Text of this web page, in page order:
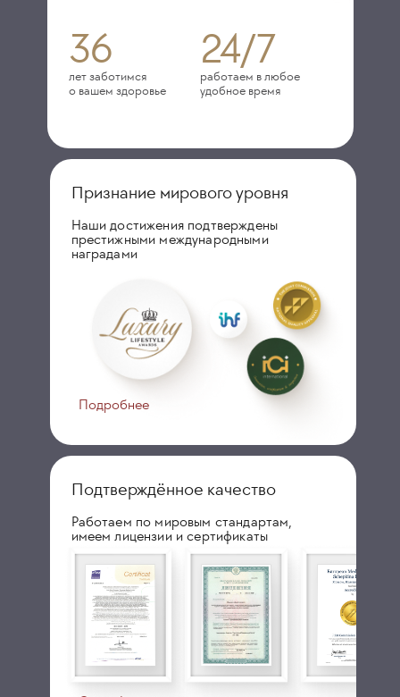
36
лет заботимся
о вашем здоровье
24/7
работаем в любое
удобное время
Признание мирового уровня
Наши достижения подтверждены
престижными международными
наградами
Подробнее
Подтверждённое качество
Работаем по мировым стандартам,
имеем лицензии и сертификаты